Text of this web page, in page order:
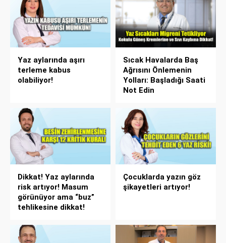
Yaz aylarında aşırı
terleme kabus
olabiliyor!
Sıcak Havalarda Baş
Ağrısını Önlemenin
Yolları: Başladığı Saati
Not Edin
Dikkat! Yaz aylarında
risk artıyor! Masum
görünüyor ama “buz”
tehlikesine dikkat!
Çocuklarda yazın göz
şikayetleri artıyor!